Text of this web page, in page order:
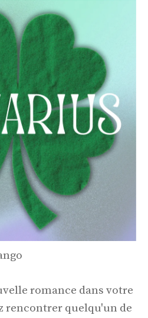
romance dans votre
rencontrer quelqu'un de